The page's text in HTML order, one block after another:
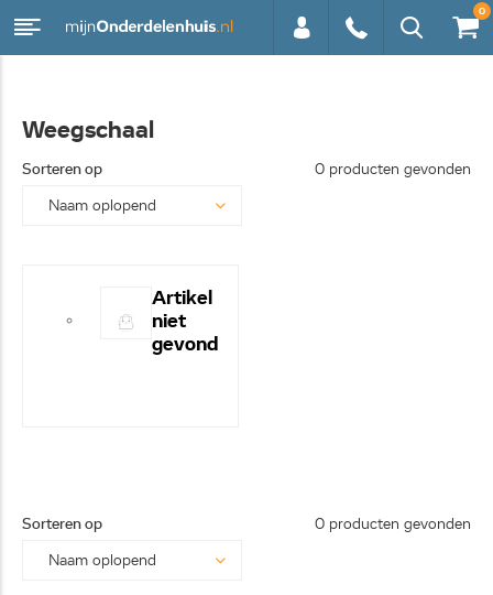
250628
0
Weegschaal
Sorteren op 0 producten gevonden
Artikel
niet
gevond
Sorteren op 0 producten gevonden